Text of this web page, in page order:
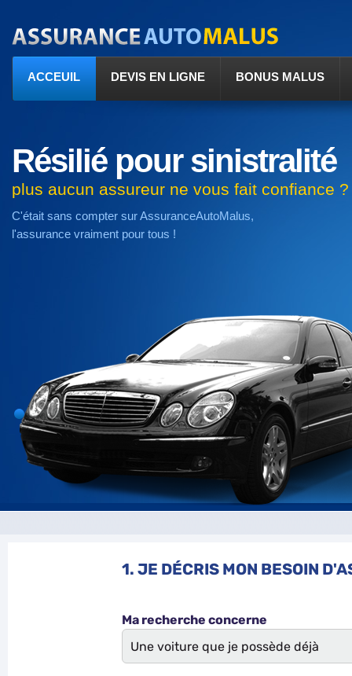
ACCEUIL DEVIS EN LIGNE BONUS MALUS
Résilié pour sinistralité
plus aucun assureur ne vous fait confiance ?
C'était sans compter sur AssuranceAutoMalus,
l'assurance vraiment pour tous !